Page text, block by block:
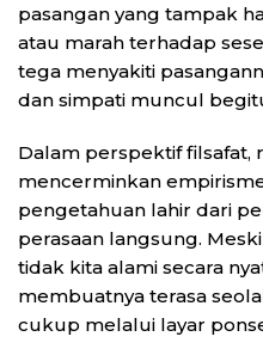
pasangan yang tampak
atau marah terhadap
tega menyakiti
dan simpati muncul
Dalam perspektif filsafat,
mencerminkan
pengetahuan lahir dari
perasaan langsung.
tidak kita alami secara
membuatnya terasa
cukup melalui layar